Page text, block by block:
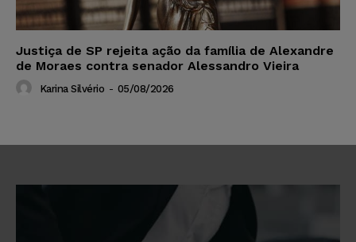
Justiça de SP rejeita ação da família de Alexandre
de Moraes contra senador Alessandro Vieira
Karina Silvério - 05/08/2026